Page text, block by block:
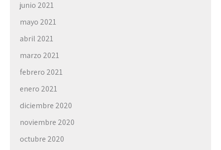
junio 2021
mayo 2021
abril 2021
marzo 2021
febrero 2021
enero 2021
diciembre 2020
noviembre 2020
octubre 2020